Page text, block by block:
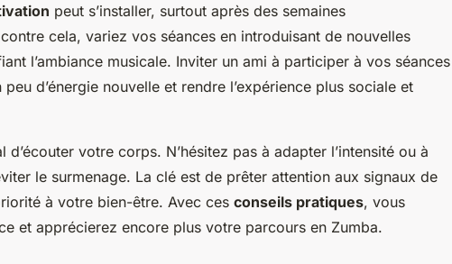
peut s’installer, surtout après des semaines
cela, variez vos séances en introduisant de nouvelles
l’ambiance musicale. Inviter un ami à participer à vos séances
d’énergie nouvelle et rendre l’expérience plus sociale et
d’écouter votre corps. N’hésitez pas à adapter l’intensité ou à
le surmenage. La clé est de prêter attention aux signaux de
à votre bien-être. Avec ces conseils pratiques, vous
et apprécierez encore plus votre parcours en Zumba.